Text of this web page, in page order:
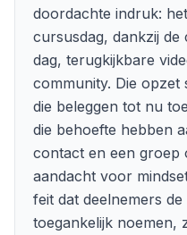
doordachte indruk:
cursusdag, dankzij de
dag, terugkijkbare
community. Die opzet
die beleggen tot nu
die behoefte hebben
contact en een groep
aandacht voor
feit dat deelnemers
toegankelijk noemen,